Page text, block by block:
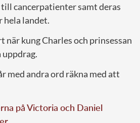
cancerpatienter samt deras
hela landet.
när kung Charles och prinsessan
med andra ord räkna med att
på Victoria och Daniel